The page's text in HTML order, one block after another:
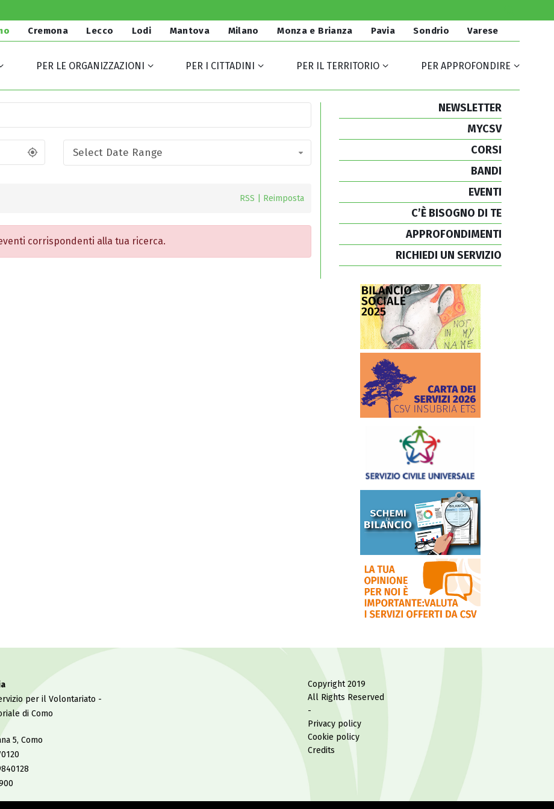
Cremona Lecco Lodi Mantova Milano Monza e Brianza Pavia Sondrio Varese
PER LE ORGANIZZAZIONI PER I CITTADINI PER IL TERRITORIO PER APPROFONDIRE
Select Date Range
Reimposta
RSS
corrispondenti alla tua ricerca.
NEWSLETTER
MYCSV
CORSI
BANDI
EVENTI
C’È BISOGNO DI TE
APPROFONDIMENTI
RICHIEDI UN SERVIZIO
per il Volontariato -
di Como
5, Como
Copyright 2019
All Rights Reserved
-
Privacy policy
Cookie policy
Credits